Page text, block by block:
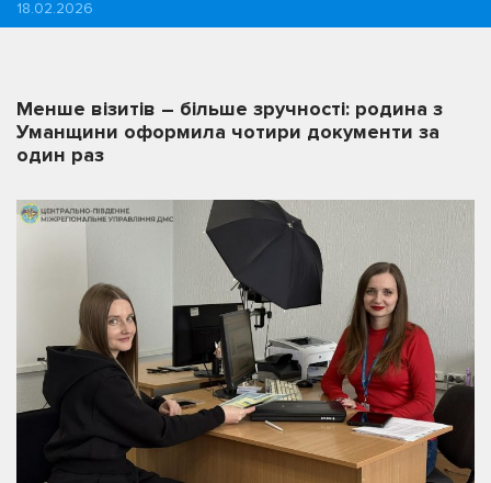
18.02.2026
Менше візитів – більше зручності: родина з
Уманщини оформила чотири документи за
один раз